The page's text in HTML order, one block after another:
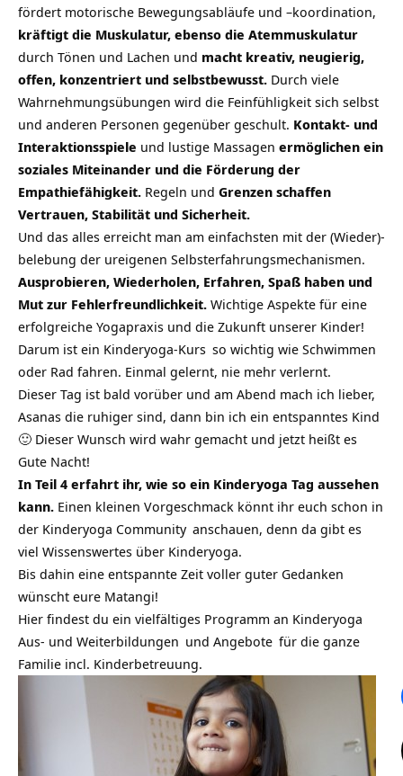
fördert motorische Bewegungsabläufe und –koordination,
kräftigt die Muskulatur, ebenso die Atemmuskulatur
durch Tönen und Lachen und macht kreativ, neugierig,
offen, konzentriert und selbstbewusst. Durch viele
Wahrnehmungsübungen wird die Feinfühligkeit sich selbst
und anderen Personen gegenüber geschult. Kontakt- und
Interaktionsspiele und lustige Massagen ermöglichen ein
soziales Miteinander und die Förderung der
Empathiefähigkeit. Regeln und Grenzen schaffen
Vertrauen, Stabilität und Sicherheit.
Und das alles erreicht man am einfachsten mit der (Wieder)-
belebung der ureigenen Selbsterfahrungsmechanismen.
Ausprobieren, Wiederholen, Erfahren, Spaß haben und
Mut zur Fehlerfreundlichkeit. Wichtige Aspekte für eine
erfolgreiche Yogapraxis und die Zukunft unserer Kinder!
Darum ist ein Kinderyoga-Kurs so wichtig wie Schwimmen
oder Rad fahren. Einmal gelernt, nie mehr verlernt.
Dieser Tag ist bald vorüber und am Abend mach ich lieber,
Asanas die ruhiger sind, dann bin ich ein entspanntes Kind
🙂 Dieser Wunsch wird wahr gemacht und jetzt heißt es
Gute Nacht!
In Teil 4 erfahrt ihr, wie so ein Kinderyoga Tag aussehen
kann. Einen kleinen Vorgeschmack könnt ihr euch schon in
der Kinderyoga Community anschauen, denn da gibt es
viel Wissenswertes über Kinderyoga.
Bis dahin eine entspannte Zeit voller guter Gedanken
wünscht eure Matangi!
Hier findest du ein vielfältiges Programm an Kinderyoga
Aus- und Weiterbildungen und Angebote für die ganze
Familie incl. Kinderbetreuung.